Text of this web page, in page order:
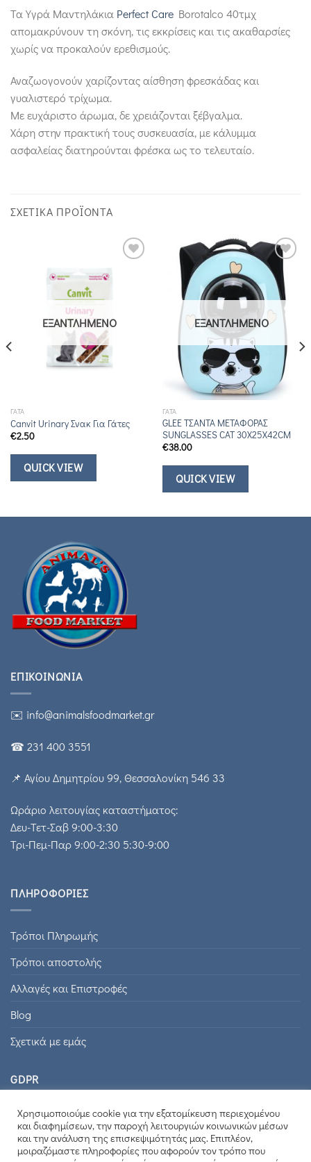
Τα Υγρά Μαντηλάκια Perfect Care Borotalco 40τμχ
απομακρύνουν τη σκόνη, τις εκκρίσεις και τις ακαθαρσίες
χωρίς να προκαλούν ερεθισμούς.
Αναζωογονούν χαρίζοντας αίσθηση φρεσκάδας και
γυαλιστερό τρίχωμα.
Με ευχάριστο άρωμα, δε χρειάζονται ξέβγαλμα.
Χάρη στην πρακτική τους συσκευασία, με κάλυμμα
ασφαλείας διατηρούνται φρέσκα ως το τελευταίο.
ΣΧΕΤΙΚΆ ΠΡΟΪΌΝΤΑ
ΕΞΑΝΤΛΗΜΈΝΟ
ΓΆΤΑ
Canvit Urinary Σνακ Για Γάτες
€2.50
QUICK VIEW
Add to
Wishlist
ΕΞΑΝΤΛΗΜΈΝΟ
ΓΆΤΑ
GLEE ΤΣΑΝΤΑ ΜΕΤΑΦΟΡΑΣ
SUNGLASSES CAT 30X25X42CM
€38.00
QUICK VIEW
ΕΠΙΚΟΙΝΩΝΊΑ
✉️ info@animalsfoodmarket.gr
☎ 231 400 3551
📌 Αγίου Δημητρίου 99, Θεσσαλονίκη 546 33
Ωράριο λειτουγίας καταστήματος:
Δευ-Τετ-Σαβ 9:00-3:30
Τρι-Πεμ-Παρ 9:00-2:30 5:30-9:00
ΠΛΗΡΟΦΟΡΊΕΣ
Τρόποι Πληρωμής
Τρόποι αποστολής
Αλλαγές και Επιστροφές
Blog
Σχετικά με εμάς
GDPR
Πολιτική Προστασίας Προσωπικών Δεδομένων
Όροι Χρήσης
Χρησιμοποιούμε cookie για την εξατομίκευση περιεχομένου
και διαφημίσεων, την παροχή λειτουργιών κοινωνικών μέσων
και την ανάλυση της επισκεψιμότητάς μας. Επιπλέον,
μοιραζόμαστε πληροφορίες που αφορούν τον τρόπο που